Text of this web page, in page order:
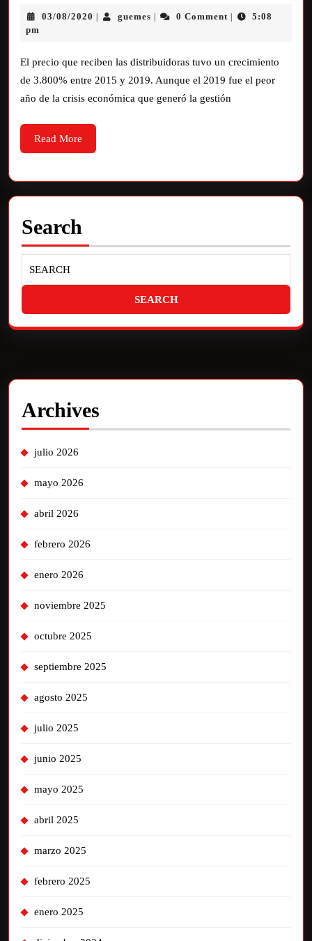
03/08/2020 guemes 0 Comment
5:08
pm
El precio que reciben las distribuidoras tuvo un crecimiento
de 3.800% entre 2015 y 2019. Aunque el 2019 fue el peor
año de la crisis económica que generó la gestión
Read More
Search
Archives
julio 2026
mayo 2026
abril 2026
febrero 2026
enero 2026
noviembre 2025
octubre 2025
septiembre 2025
agosto 2025
julio 2025
junio 2025
mayo 2025
abril 2025
marzo 2025
febrero 2025
enero 2025